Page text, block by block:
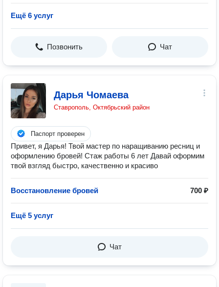
Ещё 6 услуг
Позвонить Чат
Дарья Чомаева
Ставрополь, Октябрьский район
Паспорт проверен
Привет, я Дарья! Твой мастер по наращиванию ресниц и
оформлению бровей! Стаж работы 6 лет Давай оформим
твой взгляд быстро, качественно и красиво
Восстановление бровей 700 ₽
Ещё 5 услуг
Чат